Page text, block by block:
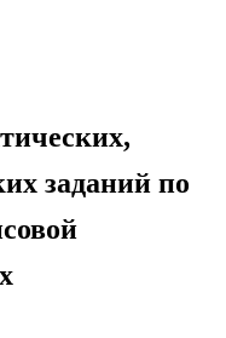
заданий по